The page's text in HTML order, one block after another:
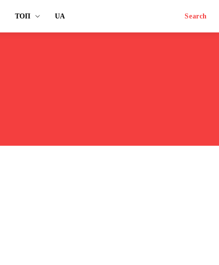
ТОП UA Search